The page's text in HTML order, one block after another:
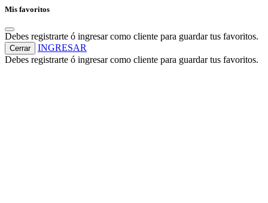
Mis favoritos
Debes registrarte ó ingresar como cliente para guardar tus favoritos.
Cerrar
INGRESAR
Debes registrarte ó ingresar como cliente para guardar tus favoritos.